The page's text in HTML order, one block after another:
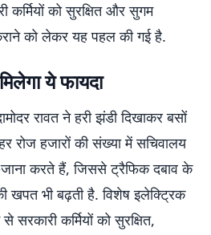
को सुरक्षित और सुगम
को लेकर यह पहल की गई है.
ये फायदा
रावत ने हरी झंडी दिखाकर बसों
रोज हजारों की संख्या में सचिवालय
जाना करते हैं, जिससे ट्रैफिक दबाव के
खपत भी बढ़ती है. विशेष इलेक्ट्रिक
कर्मियों को सुरक्षित,